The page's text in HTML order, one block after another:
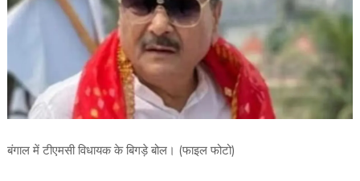
बंगाल में टीएमसी विधायक के बिगड़े बोल। (फाइल फोटो)